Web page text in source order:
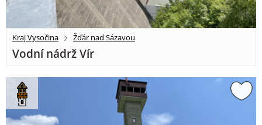
Kraj Vysočina Žďár nad Sázavou
Vodní nádrž Vír